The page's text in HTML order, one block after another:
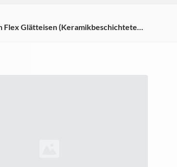
Flex Glätteisen (Keramikbeschichtete